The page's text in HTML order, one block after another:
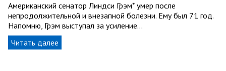
Американский сенатор Линдси Грэм* умер после
непродолжительной и внезапной болезни. Ему был 71 год.
Напомню, Грэм выступал за усиление…
Читать далее